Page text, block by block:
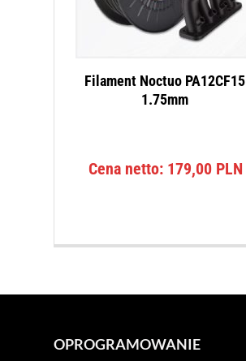
Filament Noctuo PA12CF15
1.75mm
Cena netto: 179,00 PLN
OPROGRAMOWANIE